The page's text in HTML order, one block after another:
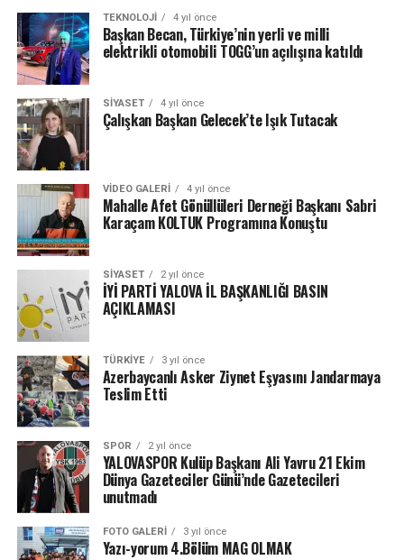
TEKNOLOJI 4 yıl önce
Başkan Becan, Türkiye’nin yerli ve milli
elektrikli otomobili TOGG’un açılışına katıldı
SIYASET 4 yıl önce
Çalışkan Başkan Gelecek’te Işık Tutacak
VIDEO GALERI 4 yıl önce
Mahalle Afet Gönüllüleri Derneği Başkanı Sabri
Karaçam KOLTUK Programına Konuştu
SIYASET 2 yıl önce
İYİ PARTİ YALOVA İL BAŞKANLIĞI BASIN
AÇIKLAMASI
TÜRKIYE 3 yıl önce
Azerbaycanlı Asker Ziynet Eşyasını Jandarmaya
Teslim Etti
SPOR 2 yıl önce
YALOVASPOR Kulüp Başkanı Ali Yavru 21 Ekim
Dünya Gazeteciler Günü’nde Gazetecileri
unutmadı
FOTO GALERI 3 yıl önce
Yazı-yorum 4.Bölüm MAG OLMAK